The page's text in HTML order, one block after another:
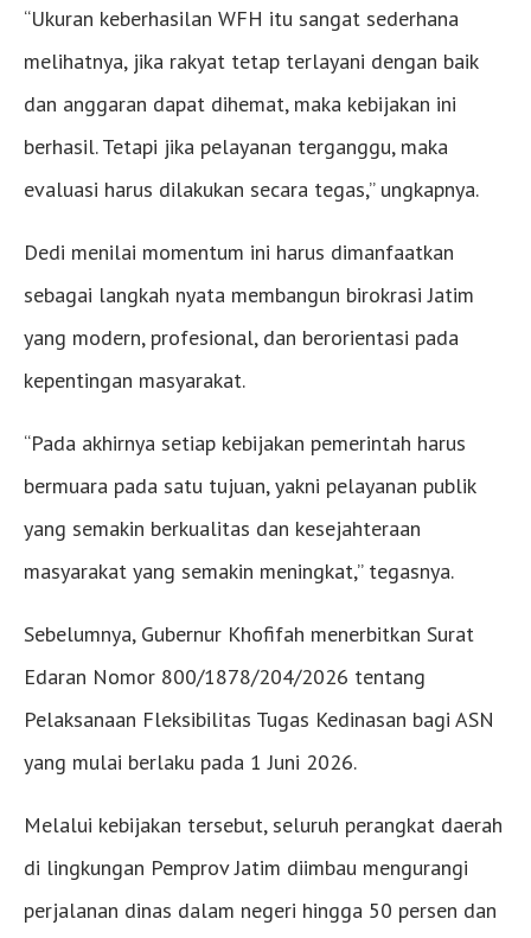
“Ukuran keberhasilan WFH itu sangat sederhana
melihatnya, jika rakyat tetap terlayani dengan baik
dan anggaran dapat dihemat, maka kebijakan ini
berhasil. Tetapi jika pelayanan terganggu, maka
evaluasi harus dilakukan secara tegas,” ungkapnya.
Dedi menilai momentum ini harus dimanfaatkan
sebagai langkah nyata membangun birokrasi Jatim
yang modern, profesional, dan berorientasi pada
kepentingan masyarakat.
“Pada akhirnya setiap kebijakan pemerintah harus
bermuara pada satu tujuan, yakni pelayanan publik
yang semakin berkualitas dan kesejahteraan
masyarakat yang semakin meningkat,” tegasnya.
Sebelumnya, Gubernur Khofifah menerbitkan Surat
Edaran Nomor 800/1878/204/2026 tentang
Pelaksanaan Fleksibilitas Tugas Kedinasan bagi ASN
yang mulai berlaku pada 1 Juni 2026.
Melalui kebijakan tersebut, seluruh perangkat daerah
di lingkungan Pemprov Jatim diimbau mengurangi
perjalanan dinas dalam negeri hingga 50 persen dan